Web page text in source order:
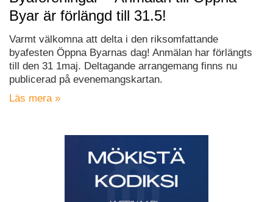
Byar är förlängd till 31.5!
Varmt välkomna att delta i den riksomfattande
byafesten Öppna Byarnas dag! Anmälan har förlängts
till den 31 1maj. Deltagande arrangemang finns nu
publicerad på evenemangskartan.
Läs mera »